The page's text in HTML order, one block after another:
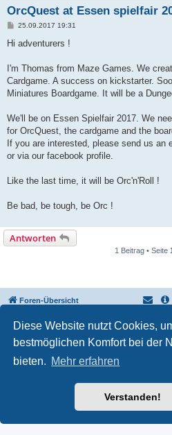
Diese Website nutzt Cookies,
bestmöglichen Komfort bei der
bieten. Mehr erfahren
Verstanden!
OrcQuest at Essen spielfair
B
a
25.09.2017 19:31
Hi adventurers !
I'm Thomas from Maze Games. We
Cardgame. A success on kickstarter.
Miniatures Boardgame. It will be a
We'll be on Essen Spielfair 2017. We
for OrcQuest, the cardgame and the
If you are interested, please send us an
or via our facebook profile.
Like the last time, it will be Orc'n'Roll !
Be bad, be tough, be Orc !
Antworten
1 Beitrag • Seite
Foren-Übersicht
Powered byphpBB® Forum
Deutsche Übersetzung